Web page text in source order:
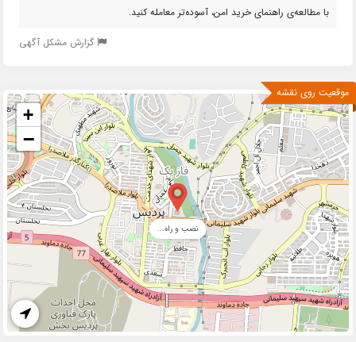
با مطالعه‌ی راهنمای خرید امن، آسوده‌تر معامله کنید.
گزارش مشکل آگهی
موقعیت روی نقشه
نصب و راه...
+
−